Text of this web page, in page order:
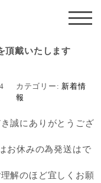
頂戴いたします
カテゴリー: 新着情
報
誠にありがとうござ
お休みの為発送はで
解のほど宜しくお願